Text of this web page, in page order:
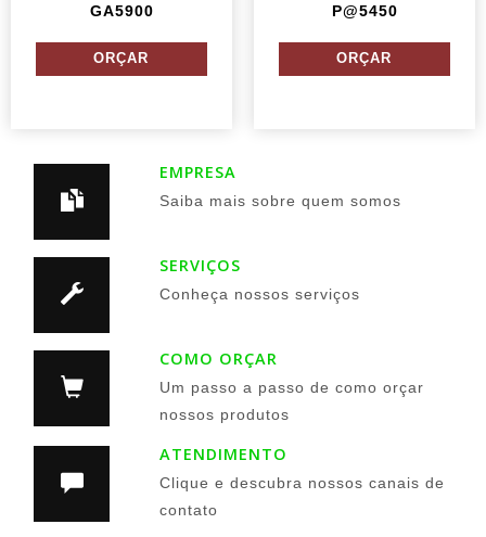
GA5900 P@5450
EMPRESA
Saiba mais sobre quem somos
SERVIÇOS
Conheça nossos serviços
COMO ORÇAR
Um passo a passo de como orçar
nossos produtos
ATENDIMENTO
Clique e descubra nossos canais de
contato